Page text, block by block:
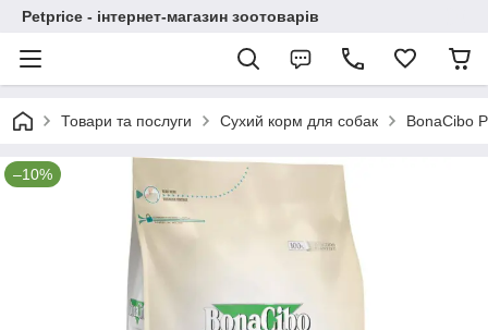
Petprice - інтернет-магазин зоотоварів
Товари та послуги Сухий корм для собак BonaCibo
–10%